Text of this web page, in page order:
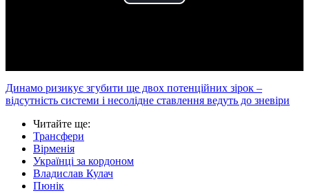
Динамо ризикує згубити ще двох потенційних зірок –
відсутність системи і несолідне ставлення ведуть до зневіри
Читайте ще:
Трансфери
Вірменія
Українці за кордоном
Владислав Кулач
Пюнік